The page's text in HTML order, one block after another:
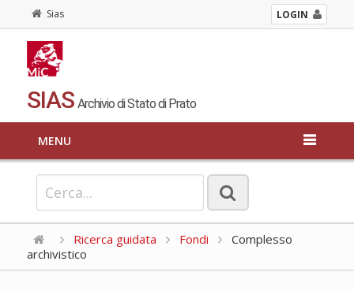
Sias LOGIN
SIAS Archivio di Stato di Prato
MENU
Ricerca guidata Fondi
Complesso
archivistico